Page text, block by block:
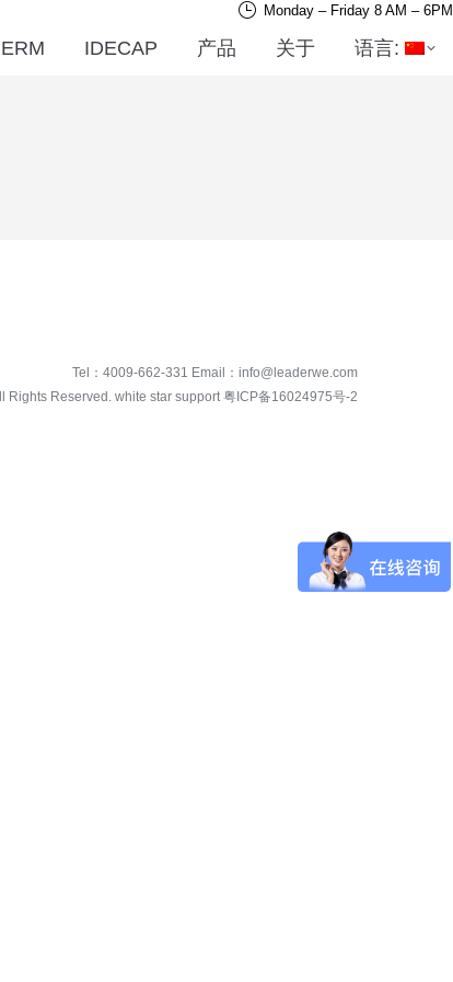
Monday – Friday 8 AM – 6PM
IDECAP 产品 关于 语言:
Tel： 4009-662-331 Email： info@leaderwe.com
Rights Reserved. white star support粤ICP备16024975号-2